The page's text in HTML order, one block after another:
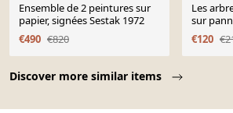
Discover more similar items
Ensemble de 2 peintures sur
papier, signées Sestak 1972
€490 €820
Les
sur
€120